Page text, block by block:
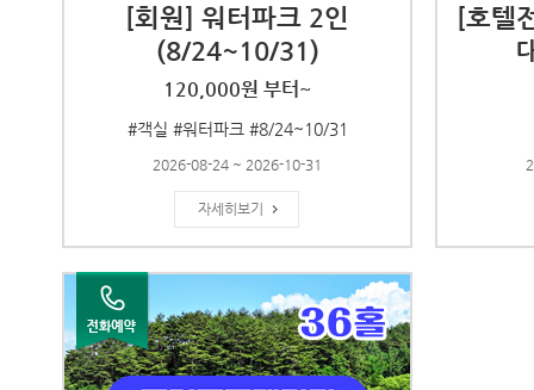
[회원] 워터파크 2인
(8/24~10/31)
120,000원 부터~
#객실 #워터파크 #8/24~10/31
2026-08-24 ~ 2026-10-31
자세히보기
[호텔